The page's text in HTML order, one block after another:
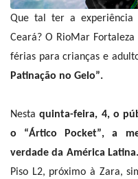
Que tal ter a experiência
Ceará? O RioMar
férias para crianças e
Patinação no Gelo”.
Nestaquinta-feira, 4, o
o “Ártico Pocket”, a
verdade da América Latina.
Piso L2, próximo à Zara,